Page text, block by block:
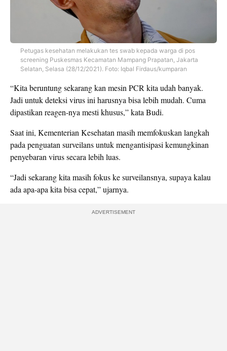
Petugas kesehatan melakukan tes swab kepada warga di pos
screening Puskesmas Kecamatan Mampang Prapatan, Jakarta
Selatan, Selasa (28/12/2021). Foto: Iqbal Firdaus/kumparan
“Kita beruntung sekarang kan mesin PCR kita udah banyak.
Jadi untuk deteksi virus ini harusnya bisa lebih mudah. Cuma
dipastikan reagen-nya mesti khusus,” kata Budi.
Saat ini, Kementerian Kesehatan masih memfokuskan langkah
pada penguatan surveilans untuk mengantisipasi kemungkinan
penyebaran virus secara lebih luas.
“Jadi sekarang kita masih fokus ke surveilansnya, supaya kalau
ada apa-apa kita bisa cepat,” ujarnya.
ADVERTISEMENT